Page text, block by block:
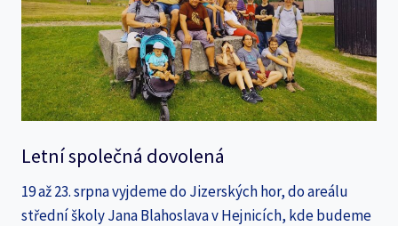
Letní společná dovolená
19 až 23. srpna vyjdeme do Jizerských hor, do areálu
střední školy Jana Blahoslava v Hejnicích, kde budeme